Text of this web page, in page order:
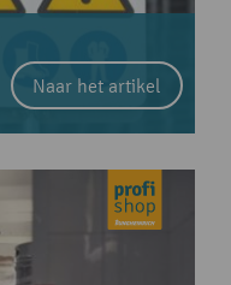
Naar het artikel